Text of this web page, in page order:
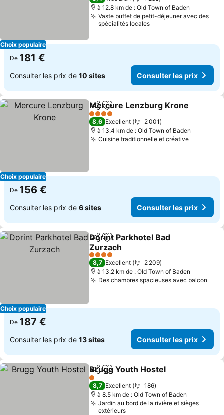
Choix populaire
à 12.8 km de : Old Town of Baden
Vaste buffet de petit-déjeuner avec des
spécialités locales
De 181 €
Consulter les prix de 10 sites Consulter les prix
Choix populaire
PartagerAjouter à mes favoris
Mercure Lenzburg Krone
4 Étoiles
8,6 Excellent
2 001
à 13.4 km de : Old Town of Baden
Cuisine traditionnelle et créative
De 156 €
Consulter les prix de 6 sites Consulter les prix
Choix populaire
PartagerAjouter à mes favoris
Dorint Parkhotel Bad
Zurzach
Consulter les prix
4 Étoiles
8,7 Excellent
2 209
à 13.2 km de : Old Town of Baden
Des chambres spacieuses avec balcon
De 187 €
Consulter les prix de 13 sites Consulter les prix
PartagerAjouter à mes favoris
Brugg Youth Hostel
1 Étoiles
8,7 Excellent
186
à 8.5 km de : Old Town of Baden
Jardin au bord de la rivière et sièges
extérieurs